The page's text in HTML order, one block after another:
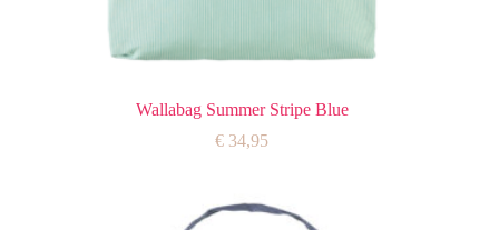
Wallabag Summer Stripe Blue
€ 34,95